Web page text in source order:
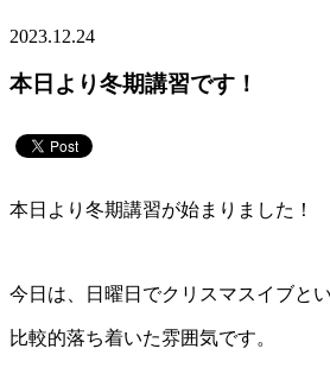
2023.12.24
本日より冬期講習です！
本日より冬期講習が始まりました！
今日は、日曜日でクリスマスイブと
比較的落ち着いた雰囲気です。